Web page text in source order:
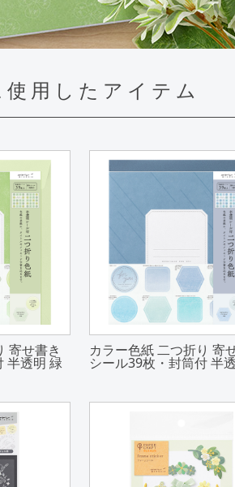
用したアイテム
寄せ書き
半透明 緑
カラー色紙 二つ折り 寄
シール39枚・封筒付 半